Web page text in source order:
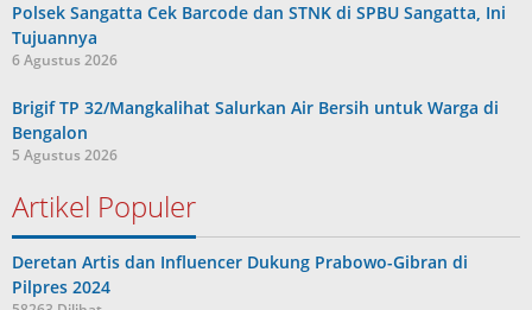
Polsek Sangatta Cek Barcode dan STNK di SPBU Sangatta, Ini
Tujuannya
6 Agustus 2026
Brigif TP 32/Mangkalihat Salurkan Air Bersih untuk Warga di
Bengalon
5 Agustus 2026
Artikel Populer
Deretan Artis dan Influencer Dukung Prabowo-Gibran di
Pilpres 2024